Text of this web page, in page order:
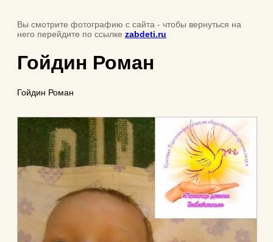
Вы смотрите фотографию с сайта - чтобы вернуться на
него перейдите по ссылке zabdeti.ru
Гойдин Роман
Гойдин Роман